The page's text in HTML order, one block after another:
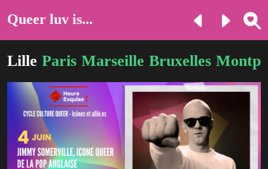
Queer luv is...
Lille Paris Marseille Bruxelles